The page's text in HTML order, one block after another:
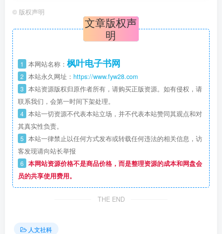
© 版权声明
文章版权声
明
1 本网站名称： 枫叶电子书网
2 本站永久网址： https://www.fyw28.com
3 本站资源版权归原作者所有，请购买正版资源。如有侵权，请
联系我们，会第一时间下架处理。
4 本站一切资源不代表本站立场，并不代表本站赞同其观点和对
其真实性负责。
5 本站一律禁止以任何方式发布或转载任何违法的相关信息，访
客发现请向站长举报
6 本网站资源价格不是商品价格，而是整理资源的成本和网盘会
员的共享使用费用。
THE END
人文社科